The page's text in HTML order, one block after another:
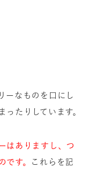
ーなものを口にし
たりしています。
はありますし、つ
です。
これらを記